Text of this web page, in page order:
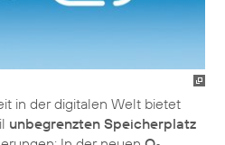
in der digitalen Welt bietet
unbegrenzten Speicherplatz